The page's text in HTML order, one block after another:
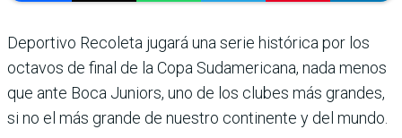
Deportivo Recoleta jugará una serie histórica por los
octavos de final de la Copa Sudamericana, nada menos
que ante Boca Juniors, uno de los clubes más grandes,
si no el más grande de nuestro con­tinente y del mundo.